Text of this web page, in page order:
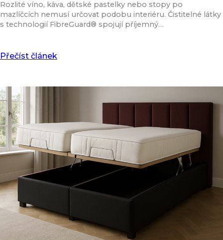
Rozlité víno, káva, dětské pastelky nebo stopy po
mazlíčcích nemusí určovat podobu interiéru. Čistitelné látky
s technologií FibreGuard® spojují příjemný…
Přečíst článek